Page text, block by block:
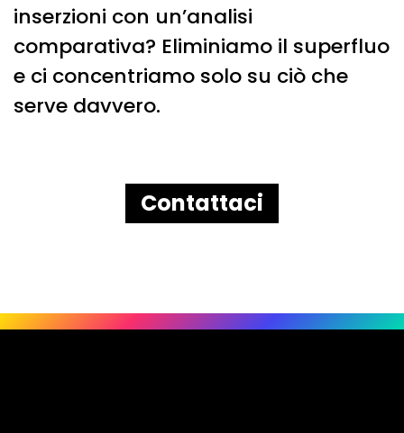
inserzioni con un’analisi
comparativa? Eliminiamo il superfluo
e ci concentriamo solo su ciò che
serve davvero.
Contattaci